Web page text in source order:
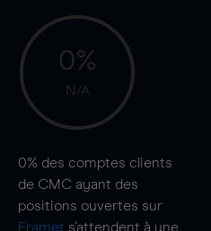
0%
N/A
0% des comptes clients
de CMC ayant des
positions ouvertes sur
Eramet s'attendent à une